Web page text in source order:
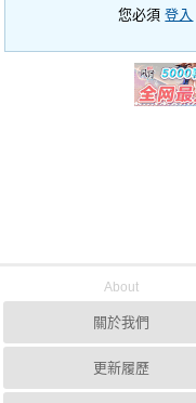
您必須登入
About
關於我們
更新履歷